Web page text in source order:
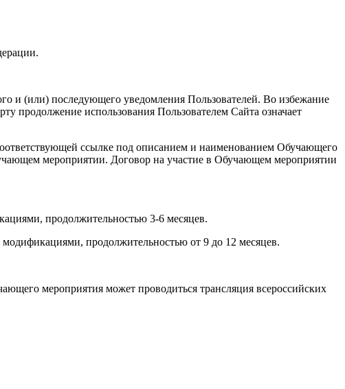
и (или) последующего уведомления Пользователей. Во избежание
продолжение использования Пользователем Сайта означает
ссылке под описанием и наименованием Обучающего
мероприятии. Договор на участие в Обучающем мероприятии
продолжительностью 3-6 месяцев.
продолжительностью от 9 до 12 месяцев.
мероприятия может проводиться трансляция всероссийских